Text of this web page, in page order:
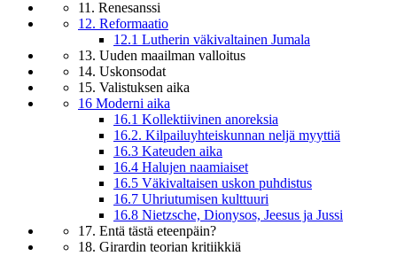
11. Renesanssi
12. Reformaatio
12.1 Lutherin väkivaltainen Jumala
13. Uuden maailman valloitus
14. Uskonsodat
15. Valistuksen aika
16 Moderni aika
16.1 Kollektiivinen anoreksia
16.2. Kilpailuyhteiskunnan neljä myyttiä
16.3 Kateuden aika
16.4 Halujen naamiaiset
16.5 Väkivaltaisen uskon puhdistus
16.7 Uhriutumisen kulttuuri
16.8 Nietzsche, Dionysos, Jeesus ja Jussi
17. Entä tästä eteenpäin?
18. Girardin teorian kritiikkiä